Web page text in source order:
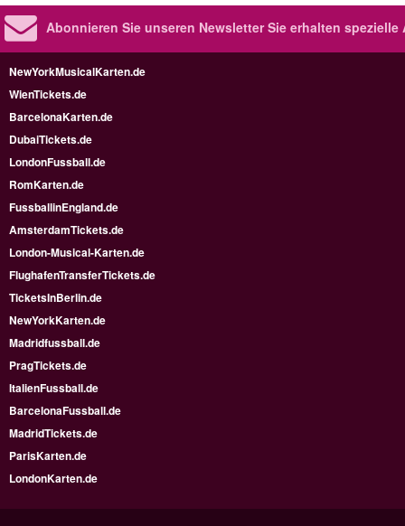
Abonnieren Sie unseren NewsletterSie erhalten spezielle
NewYorkMusicalKarten.de
WienTickets.de
BarcelonaKarten.de
DubaiTickets.de
LondonFussball.de
RomKarten.de
FussballinEngland.de
AmsterdamTickets.de
London-Musical-Karten.de
FlughafenTransferTickets.de
TicketsInBerlin.de
NewYorkKarten.de
Madridfussball.de
PragTickets.de
ItalienFussball.de
BarcelonaFussball.de
MadridTickets.de
ParisKarten.de
LondonKarten.de